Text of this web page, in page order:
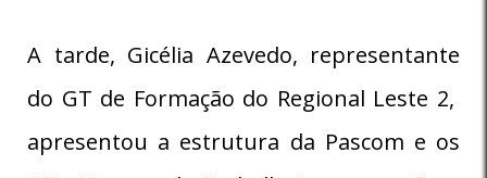
A tarde, Gicélia Azevedo, representante
do GT de Formação do Regional Leste 2,
apresentou a estrutura da Pascom e os